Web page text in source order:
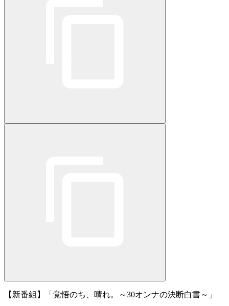
【新番組】「覚悟のち、晴れ。～30オンナの決断白書～」